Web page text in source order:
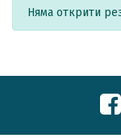
Няма открити